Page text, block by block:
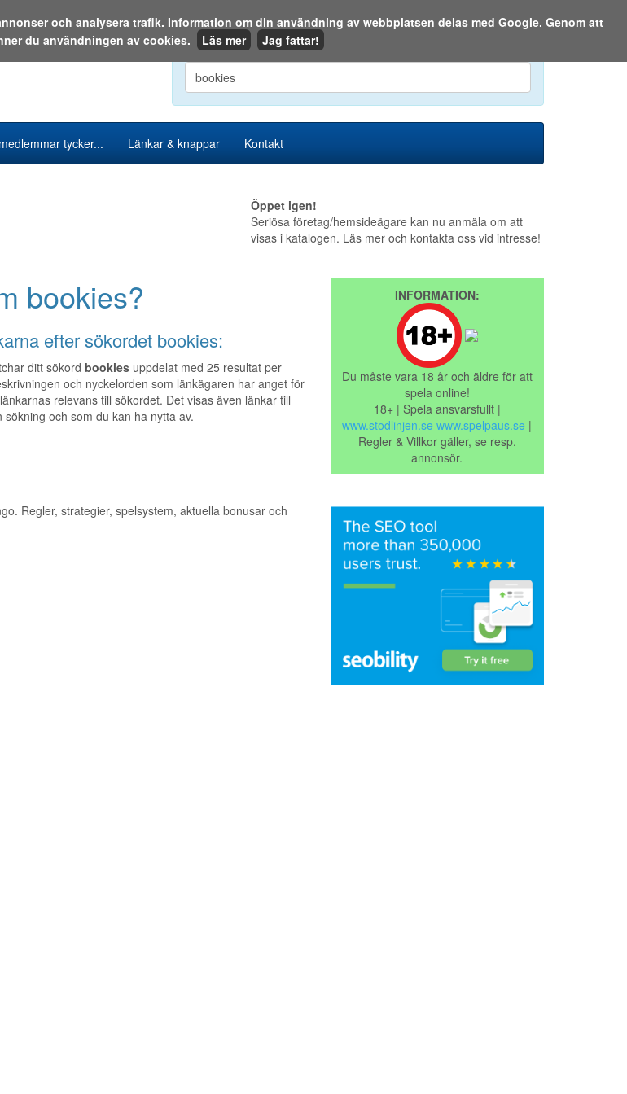
Den 6 augusti 2026
Sök i katalogen eller på webben:
tycker... Länkar & knappar Kontakt
Öppet igen!
Seriösa företag/hemsideägare kan nu anmäla om att
visas i katalogen. Läs mer och kontakta oss vid intresse!
bookies?
efter sökordet bookies:
ditt sökord bookiesuppdelat med 25 resultat per
och nyckelorden som länkägaren har anget för
relevans till sökordet. Det visas även länkar till
och som du kan ha nytta av.
Regler, strategier, spelsystem, aktuella bonusar och
INFORMATION:
Du måste vara 18 år och äldre för att
spela online!
18+ | Spela ansvarsfullt |
www.stodlinjen.se www.spelpaus.se |
Regler & Villkor gäller, se resp.
annonsör.
och analysera trafik. Information om din användning av webbplatsen delas med Google. Genom att
du användningen av cookies.
Läs mer Jag fattar!